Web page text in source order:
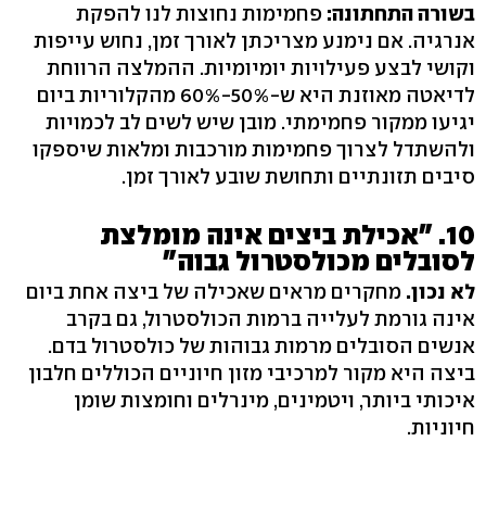
בשורה התחתונה: פחמימות נחוצות לנו להפקת
אנרגיה. אם נימנע מצריכתן לאורך זמן, נחוש עייפות
וקושי לבצע פעילויות יומיומיות. ההמלצה הרווחת
לדיאטה מאוזנת היא ש-50%-60% מהקלוריות ביום
יגיעו ממקור פחמימתי. מובן שיש לשים לב לכמויות
ולהשתדל לצרוך פחמימות מורכבות ומלאות שיספקו
סיבים תזונתיים ותחושת שובע לאורך זמן.
10. "אכילת ביצים אינה מומלצת
לסובלים מכולסטרול גבוה"
לא נכון. מחקרים מראים שאכילה של ביצה אחת ביום
אינה גורמת לעלייה ברמות הכולסטרול, גם בקרב
אנשים הסובלים מרמות גבוהות של כולסטרול בדם.
ביצה היא מקור למרכיבי מזון חיוניים הכוללים חלבון
איכותי ביותר, ויטמינים, מינרלים וחומצות שומן
חיוניות.